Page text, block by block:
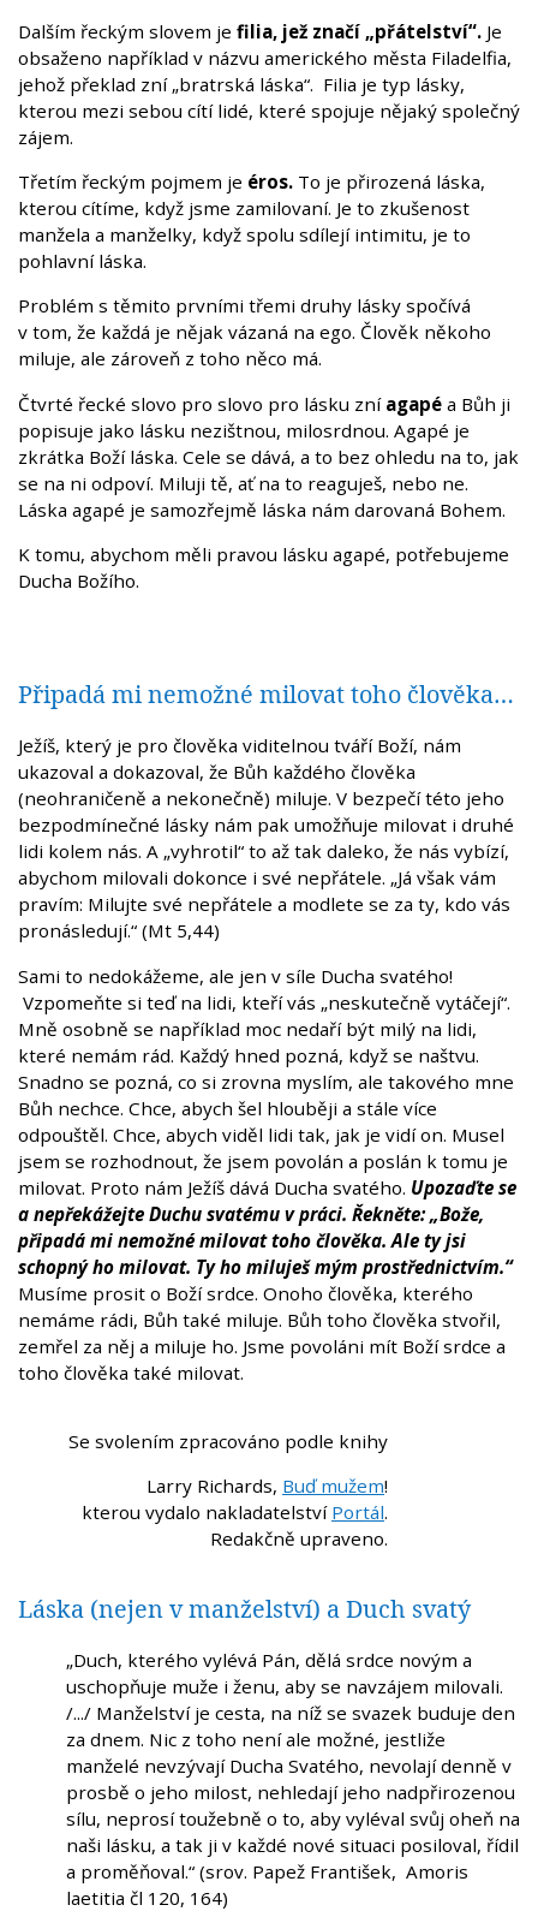
Dalším řeckým slovem je filia, jež značí „přátelství“. Je
obsaženo například v názvu amerického města Filadelfia,
jehož překlad zní „bratrská láska“. Filia je typ lásky,
kterou mezi sebou cítí lidé, které spojuje nějaký společný
zájem.
Třetím řeckým pojmem je éros. To je přirozená láska,
kterou cítíme, když jsme zamilovaní. Je to zkušenost
manžela a manželky, když spolu sdílejí intimitu, je to
pohlavní láska.
Problém s těmito prvními třemi druhy lásky spočívá
v tom, že každá je nějak vázaná na ego. Člověk někoho
miluje, ale zároveň z toho něco má.
Čtvrté řecké slovo pro slovo pro lásku zníagapé a Bůh ji
popisuje jako lásku nezištnou, milosrdnou. Agapé je
zkrátka Boží láska. Cele se dává, a to bez ohledu na to, jak
se na ni odpoví. Miluji tě, ať na to reaguješ, nebo ne.
Láska agapé je samozřejmě láska nám darovaná Bohem.
K tomu, abychom měli pravou lásku agapé, potřebujeme
Ducha Božího.
Připadá mi nemožné milovat toho člověka…
Ježíš, který je pro člověka viditelnou tváří Boží, nám
ukazoval a dokazoval, že Bůh každého člověka
(neohraničeně a nekonečně) miluje. V bezpečí této jeho
bezpodmínečné lásky nám pak umožňuje milovat i druhé
lidi kolem nás. A „vyhrotil“ to až tak daleko, že nás vybízí,
abychom milovali dokonce i své nepřátele. „Já však vám
pravím: Milujte své nepřátele a modlete se za ty, kdo vás
pronásledují.“ (Mt 5,44)
Sami to nedokážeme, ale jen v síle Ducha svatého!
Vzpomeňte si teď na lidi, kteří vás „neskutečně vytáčejí“.
Mně osobně se například moc nedaří být milý na lidi,
které nemám rád. Každý hned pozná, když se naštvu.
Snadno se pozná, co si zrovna myslím, ale takového mne
Bůh nechce. Chce, abych šel hlouběji a stále více
odpouštěl. Chce, abych viděl lidi tak, jak je vidí on. Musel
jsem se rozhodnout, že jsem povolán a poslán k tomu je
milovat. Proto nám Ježíš dává Ducha svatého. Upozaďte se
a nepřekážejte Duchu svatému v práci. Řekněte: „Bože,
připadá mi nemožné milovat toho člověka. Ale ty jsi
schopný ho milovat. Ty ho miluješ mým prostřednictvím.“
Musíme prosit o Boží srdce. Onoho člověka, kterého
nemáme rádi, Bůh také miluje. Bůh toho člověka stvořil,
zemřel za něj a miluje ho. Jsme povoláni mít Boží srdce a
toho člověka také milovat.
Se svolením zpracováno podle knihy
Larry Richards, Buď mužem!
kterou vydalo nakladatelství Portál.
Redakčně upraveno.
Láska (nejen v manželství) a Duch svatý
„Duch, kterého vylévá Pán, dělá srdce novým a
uschopňuje muže i ženu, aby se navzájem milovali.
/.../ Manželství je cesta, na níž se svazek buduje den
za dnem. Nic z toho není ale možné, jestliže
manželé nevzývají Ducha Svatého, nevolají denně v
prosbě o jeho milost, nehledají jeho nadpřirozenou
sílu, neprosí toužebně o to, aby vyléval svůj oheň na
naši lásku, a tak ji v každé nové situaci posiloval, řídil
a proměňoval.“ (srov. Papež František, Amoris
laetitia čl 120, 164)